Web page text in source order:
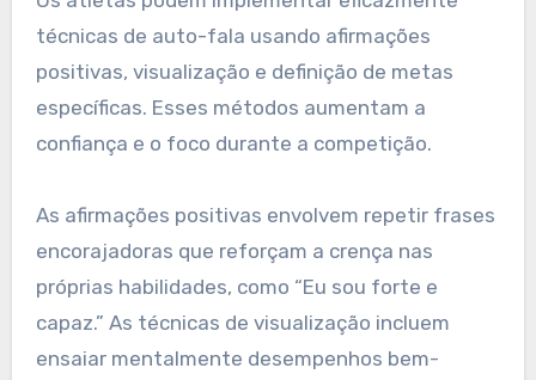
técnicas de auto-fala usando afirmações
positivas, visualização e definição de metas
específicas. Esses métodos aumentam a
confiança e o foco durante a competição.
As afirmações positivas envolvem repetir frases
encorajadoras que reforçam a crença nas
próprias habilidades, como “Eu sou forte e
capaz.” As técnicas de visualização incluem
ensaiar mentalmente desempenhos bem-